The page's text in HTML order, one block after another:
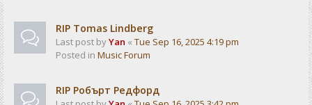
RIP Tomas Lindberg
Last post byYan « Tue Sep 16, 2025 4:19 pm
Posted in Music Forum
RIP Робърт Редфорд